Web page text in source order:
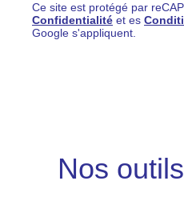
Ce site est protégé par
Confidentialité et es
Google s'appliquent.
Nos outils